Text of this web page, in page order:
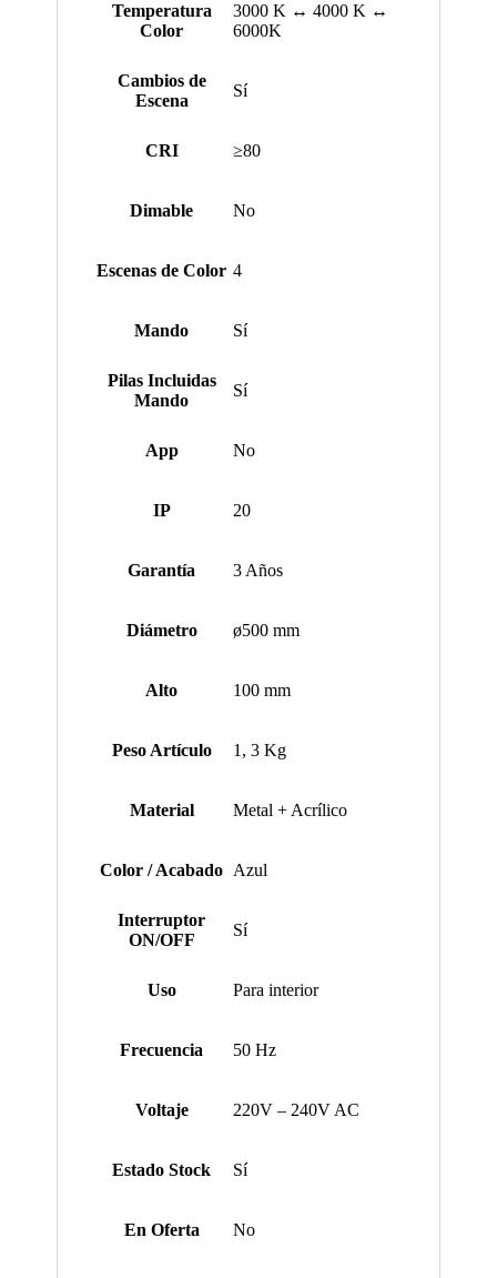
Temperatura
Color
3000 K ↔ 4000 K ↔
6000K
Cambios de
Escena
Sí
CRI ≥80
Dimable No
Escenas de Color 4
Mando Sí
Pilas Incluidas
Mando
Sí
App No
IP 20
Garantía 3 Años
Diámetro ø500 mm
Alto 100 mm
Peso Artículo 1, 3 Kg
Material Metal + Acrílico
Color / Acabado Azul
Interruptor
ON/OFF
Sí
Uso Para interior
Frecuencia 50 Hz
Voltaje 220V – 240V AC
Estado Stock Sí
En Oferta No